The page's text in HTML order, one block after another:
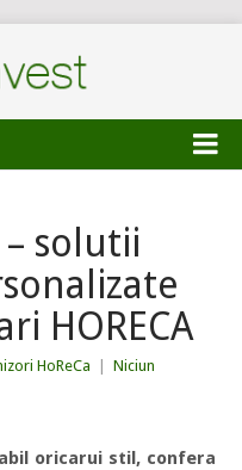
– solutii
HORECA
HoReCa
Niciun
oricarui stil, confera